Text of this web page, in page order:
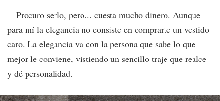
—Procuro serlo, pero... cuesta mucho dinero. Aunque
para mí la elegancia no consiste en comprarte un vestido
caro. La elegancia va con la persona que sabe lo que
mejor le conviene, vistiendo un sencillo traje que realce
y dé personalidad.